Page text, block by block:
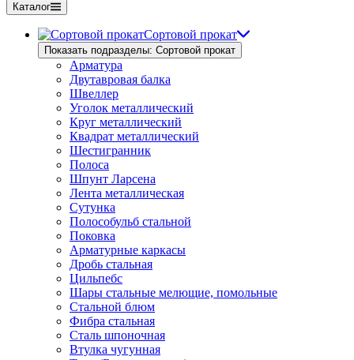
Каталог
Сортовой прокат
Показать подразделы: Сортовой прокат
Арматура
Двутавровая балка
Швеллер
Уголок металлический
Круг металлический
Квадрат металлический
Шестигранник
Полоса
Шпунт Ларсена
Лента металлическая
Сутунка
Полособульб стальной
Поковка
Арматурные каркасы
Дробь стальная
Цильпебс
Шары стальные мелющие, помольные
Стальной блюм
Фибра стальная
Сталь шпоночная
Втулка чугунная